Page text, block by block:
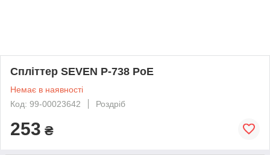
Спліттер SEVEN P-738 PoE
Немає в наявності
Код: 99-00023642
Роздріб
253 ₴